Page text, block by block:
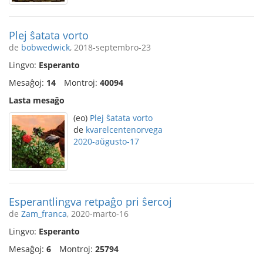
Plej ŝatata vorto
de bobwedwick, 2018-septembro-23
Lingvo: Esperanto
Mesaĝoj: 14 Montroj: 40094
Lasta mesaĝo
(eo) Plej ŝatata vorto
de kvarelcentenorvega
2020-aŭgusto-17
Esperantlingva retpaĝo pri ŝercoj
de Zam_franca, 2020-marto-16
Lingvo: Esperanto
Mesaĝoj: 6 Montroj: 25794